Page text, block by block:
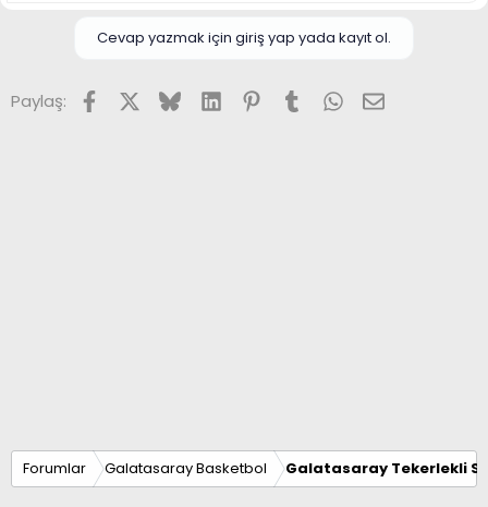
Cevap yazmak için giriş yap yada kayıt ol.
Paylaş: FacebookX (Twitter)
BlueskyLinkedInPinterest
TumblrWhatsApp
E-posta
Forumlar Galatasaray Basketbol Galatasaray Tekerlekli